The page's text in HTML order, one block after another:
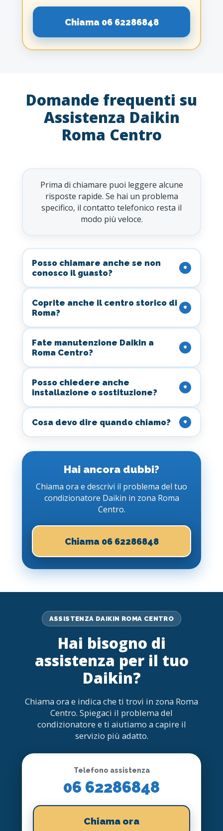
Chiama 06 62286848
Domande frequenti su
Assistenza Daikin
Roma Centro
Prima di chiamare puoi leggere alcune
risposte rapide. Se hai un problema
specifico, il contatto telefonico resta il
modo più veloce.
Posso chiamare anche se non
conosco il guasto?
Coprite anche il centro storico di
Roma?
Fate manutenzione Daikin a
Roma Centro?
Posso chiedere anche
installazione o sostituzione?
Cosa devo dire quando chiamo?
Hai ancora dubbi?
Chiama ora e descrivi il problema del tuo
condizionatore Daikin in zona Roma
Centro.
Chiama 06 62286848
ASSISTENZA DAIKIN ROMA CENTRO
Hai bisogno di
assistenza per il tuo
Daikin?
Chiama ora e indica che ti trovi in zona Roma
Centro. Spiegaci il problema del
condizionatore e ti aiutiamo a capire il
servizio più adatto.
Telefono assistenza
06 62286848
Chiama ora